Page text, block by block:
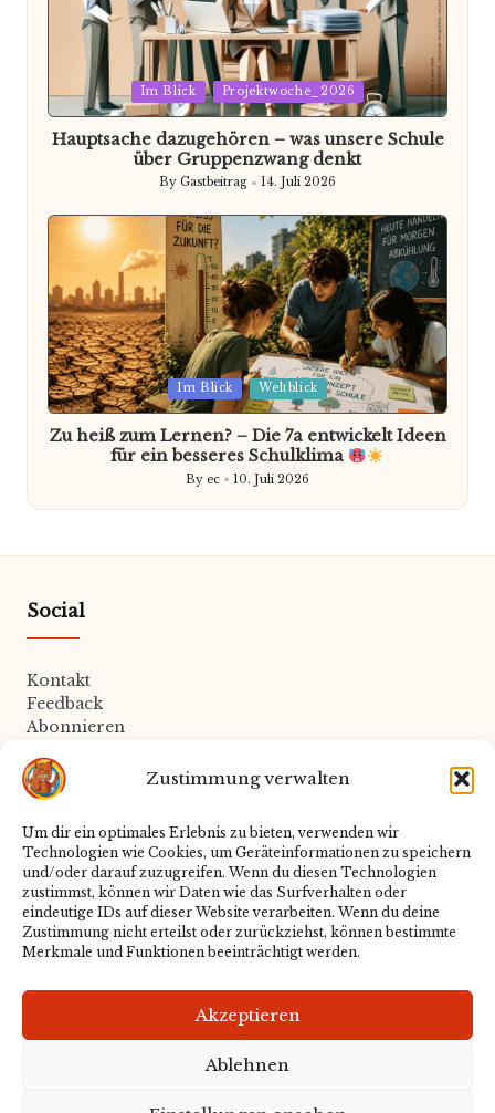
Zustimmung verwalten
Um dir ein optimales Erlebnis zu bieten, verwenden wir
Technologien wie Cookies, um Geräteinformationen zu speichern
und/oder darauf zuzugreifen. Wenn du diesen Technologien
zustimmst, können wir Daten wie das Surfverhalten oder
eindeutige IDs auf dieser Website verarbeiten. Wenn du deine
Zustimmung nicht erteilst oder zurückziehst, können bestimmte
Merkmale und Funktionen beeinträchtigt werden.
Akzeptieren
Ablehnen
Posted
in
Im Blick Projektwoche_2026
Hauptsache dazugehören – was unsere Schule
über Gruppenzwang denkt
Posted
By Gastbeitrag 14. Juli 2026
Posted
in
Im Blick Weltblick
Zu heiß zum Lernen? – Die 7a entwickelt Ideen
für ein besseres Schulklima
Posted
by
By ec 10. Juli 2026
Social
Kontakt
Feedback
Abonnieren
Rechtliches
Datenschutz
Impressum
Cookie-Richtlinie
Redaktion